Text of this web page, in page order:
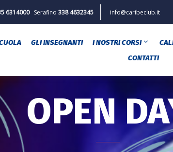
6314000 Serafino 338 4632345 info@caribeclub.it
GLI INSEGNANTI I NOSTRI CORSI
CONTATTI
OPEN